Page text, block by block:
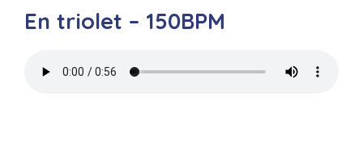
En triolet – 150BPM